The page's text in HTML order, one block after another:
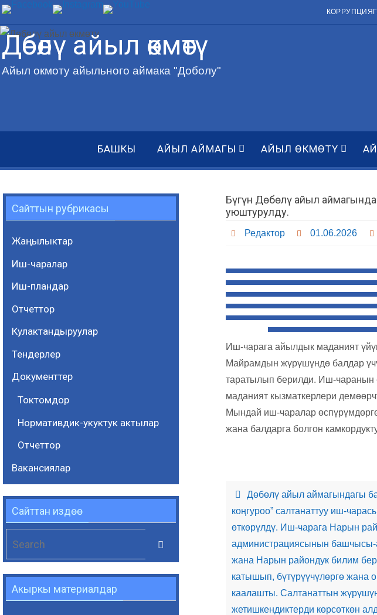
Skip
to
content
Дөбөлү айыл өкмөтү
Айыл окмоту айыльного аймака "Доболу"
content
БАШКЫ АЙЫЛ АЙМАГЫ АЙЫЛ ӨКМӨТҮ
Бүгүн Дөбөлү айыл
уюштурулду.
Редактор 01.06.2026
Иш-чарага айылдык маданият
Майрамдын жүрүшүндө балдар
таратылып берилди. Иш-чаранын
маданият кызматкерлери
Мындай иш-чаралар
жана балдарга болгон
Дөбөлү айыл аймагындагы
коңгуроо” салтанаттуу иш-
өткөрүлдү. Иш-чарага Нарын
администрациясынын башчысы-
жана Нарын райондук билим
катышып, бүтүрүүчүлөргө жана
каалашты. Салтанаттын
жетишкендиктерди көрсөткөн
Сайттын рубрикасы
Жаңылыктар
Иш-чаралар
Иш-пландар
Отчеттор
Кулактандыруулар
Тендерлер
Документтер
Токтомдор
Нормативдик-укуктук актылар
Отчеттор
Вакансиялар
Сайттан издөө
Search
Акыркы материалдар